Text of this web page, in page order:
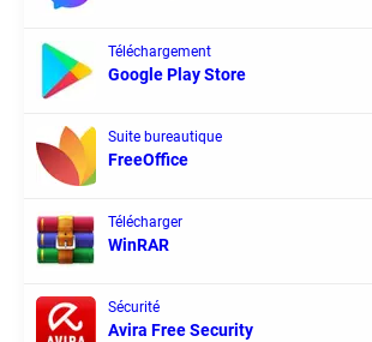
Téléchargement
Google Play Store
Suite bureautique
FreeOffice
Télécharger
WinRAR
Sécurité
Avira Free Security